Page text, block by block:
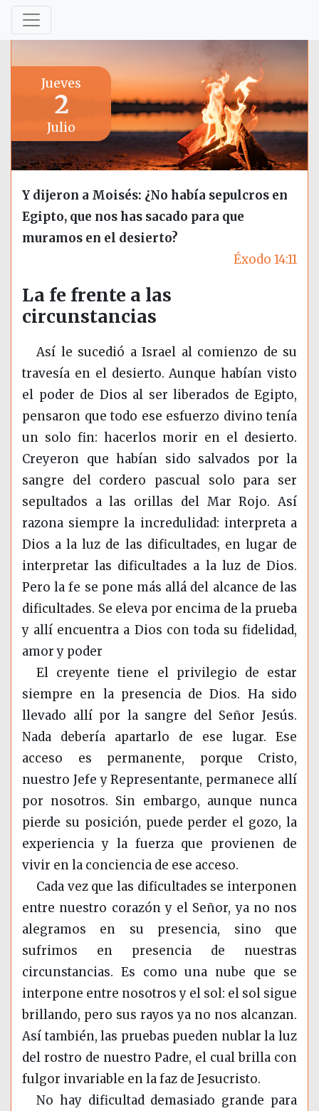
Jueves
2
Julio
Y dijeron a Moisés: ¿No había sepulcros en
Egipto, que nos has sacado para que
muramos en el desierto?
Éxodo 14:11
La fe frente a las
circunstancias
Así le sucedió a Israel al comienzo de su
travesía en el desierto. Aunque habían visto
el poder de Dios al ser liberados de Egipto,
pensaron que todo ese esfuerzo divino tenía
un solo fin: hacerlos morir en el desierto.
Creyeron que habían sido salvados por la
sangre del cordero pascual solo para ser
sepultados a las orillas del Mar Rojo. Así
razona siempre la incredulidad: interpreta a
Dios a la luz de las dificultades, en lugar de
interpretar las dificultades a la luz de Dios.
Pero la fe se pone más allá del alcance de las
dificultades. Se eleva por encima de la prueba
y allí encuentra a Dios con toda su fidelidad,
amor y poder
El creyente tiene el privilegio de estar
siempre en la presencia de Dios. Ha sido
llevado allí por la sangre del Señor Jesús.
Nada debería apartarlo de ese lugar. Ese
acceso es permanente, porque Cristo,
nuestro Jefe y Representante, permanece allí
por nosotros. Sin embargo, aunque nunca
pierde su posición, puede perder el gozo, la
experiencia y la fuerza que provienen de
vivir en la conciencia de ese acceso.
Cada vez que las dificultades se interponen
entre nuestro corazón y el Señor, ya no nos
alegramos en su presencia, sino que
sufrimos en presencia de nuestras
circunstancias. Es como una nube que se
interpone entre nosotros y el sol: el sol sigue
brillando, pero sus rayos ya no nos alcanzan.
Así también, las pruebas pueden nublar la luz
del rostro de nuestro Padre, el cual brilla con
fulgor invariable en la faz de Jesucristo.
No hay dificultad demasiado grande para